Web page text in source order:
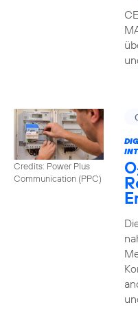
Credits: Power Plus
Communication (PPC)
O